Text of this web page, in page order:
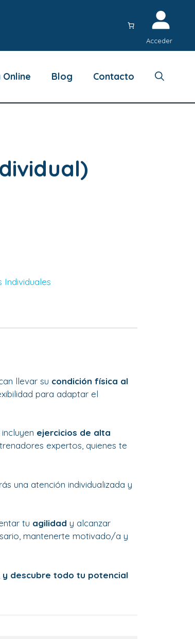
Acceder
Online Blog Contacto
Individuales
llevar su condición física al
para adaptar el
ejercicios de alta
expertos, quienes te
una atención individualizada y
tu agilidad y alcanzar
mantenerte motivado/a y
y descubre todo tu potencial